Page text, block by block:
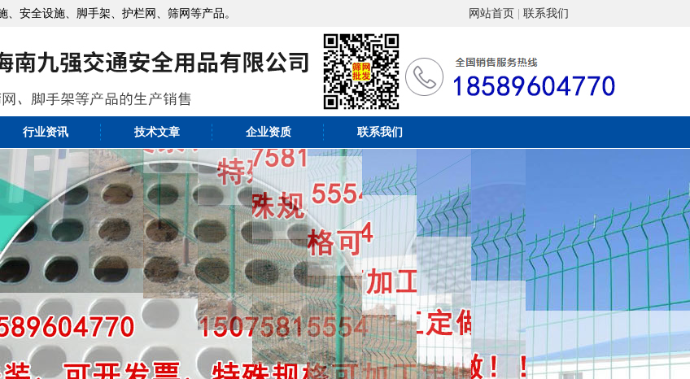
安全设施、脚手架、护栏网、筛网等产品。 网站首页 联系我们
行业资讯 技术文章 企业资质 联系我们